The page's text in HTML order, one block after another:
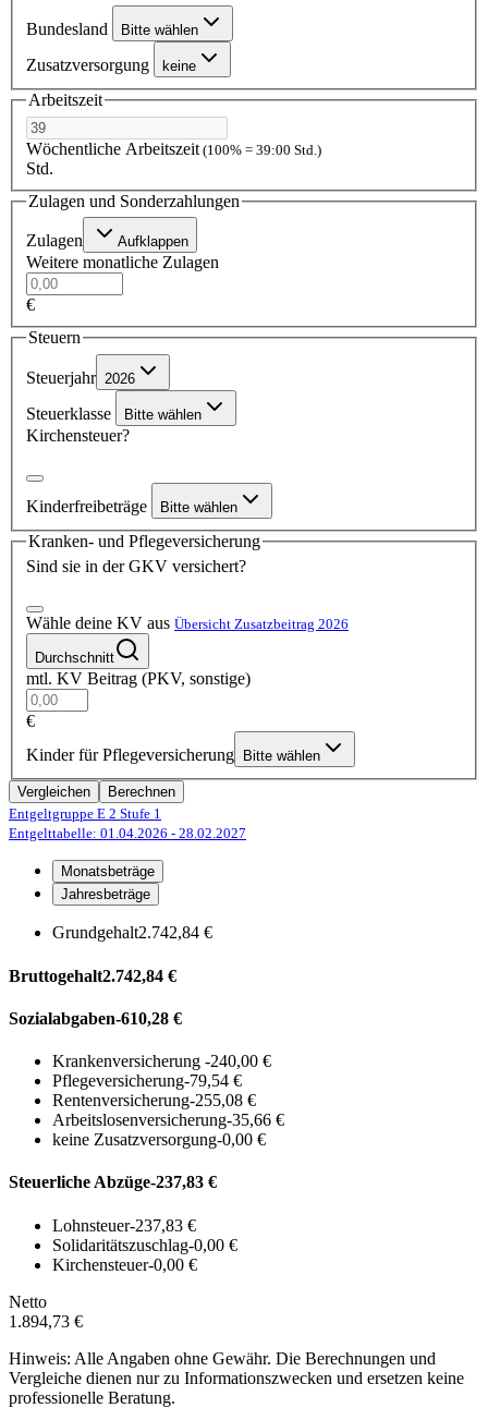
Bundesland Bitte wählen
Zusatzversorgung keine
Arbeitszeit
Wöchentliche Arbeitszeit (100% = 39:00 Std.)
Std.
Zulagen und Sonderzahlungen
Zulagen Aufklappen
Weitere monatliche Zulagen
€
Steuern
Steuerjahr 2026
Steuerklasse Bitte wählen
Kirchensteuer?
Kinderfreibeträge Bitte wählen
Kranken- und Pflegeversicherung
Sind sie in der GKV versichert?
Wähle deine KV aus Übersicht Zusatzbeitrag 2026
Durchschnitt
mtl. KV Beitrag (PKV, sonstige)
€
Kinder für Pflegeversicherung
Bitte wählen
Vergleichen
Berechnen
Entgeltgruppe E 2 Stufe 1
Entgelttabelle: 01.04.2026 - 28.02.2027
Monatsbeträge
Jahresbeträge
Grundgehalt2.742,84 €
Bruttogehalt2.742,84 €
Sozialabgaben-610,28 €
Krankenversicherung -240,00 €
Pflegeversicherung-79,54 €
Rentenversicherung-255,08 €
Arbeitslosenversicherung-35,66 €
keine Zusatzversorgung-0,00 €
Steuerliche Abzüge-237,83 €
Lohnsteuer-237,83 €
Solidaritätszuschlag-0,00 €
Kirchensteuer-0,00 €
Netto
1.894,73 €
Hinweis: Alle Angaben ohne Gewähr. Die Berechnungen und
Vergleiche dienen nur zu Informationszwecken und ersetzen keine
professionelle Beratung.